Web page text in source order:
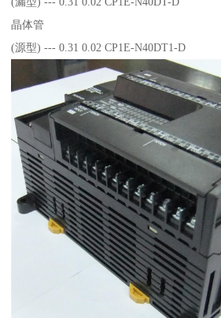
晶体管
(源型) --- 0.31 0.02 CP1E-N40DT1-D